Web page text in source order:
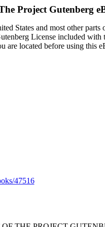
Project Gutenberg
States and most other
License included
are located before using this
47516